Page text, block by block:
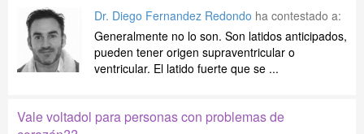
Dr. Diego Fernandez Redondo ha contestado a:
Generalmente no lo son. Son latidos anticipados,
pueden tener origen supraventricular o
ventricular. El latido fuerte que se ...
Vale voltadol para personas con problemas de